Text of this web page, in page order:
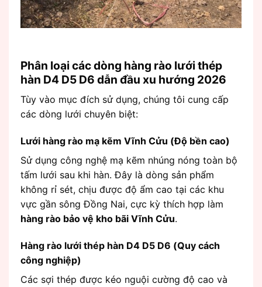
Phân loại các dòng hàng rào lưới thép
hàn D4 D5 D6 dẫn đầu xu hướng 2026
Tùy vào mục đích sử dụng, chúng tôi cung cấp
các dòng lưới chuyên biệt:
Lưới hàng rào mạ kẽm Vĩnh Cửu (Độ bền cao)
Sử dụng công nghệ mạ kẽm nhúng nóng toàn bộ
tấm lưới sau khi hàn. Đây là dòng sản phẩm
không rỉ sét, chịu được độ ẩm cao tại các khu
vực gần sông Đồng Nai, cực kỳ thích hợp làm
hàng rào bảo vệ kho bãi Vĩnh Cửu.
Hàng rào lưới thép hàn D4 D5 D6 (Quy cách
công nghiệp)
Các sợi thép được kéo nguội cường độ cao và